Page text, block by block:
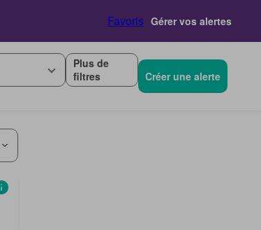
Favoris Gérer vos alertes
Plus de
filtres
Créer une alerte